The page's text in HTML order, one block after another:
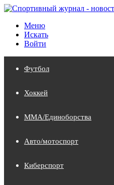
Меню
Искать
Войти
Футбол
Хоккей
MMA/Единоборства
Авто/мотоспорт
Киберспорт